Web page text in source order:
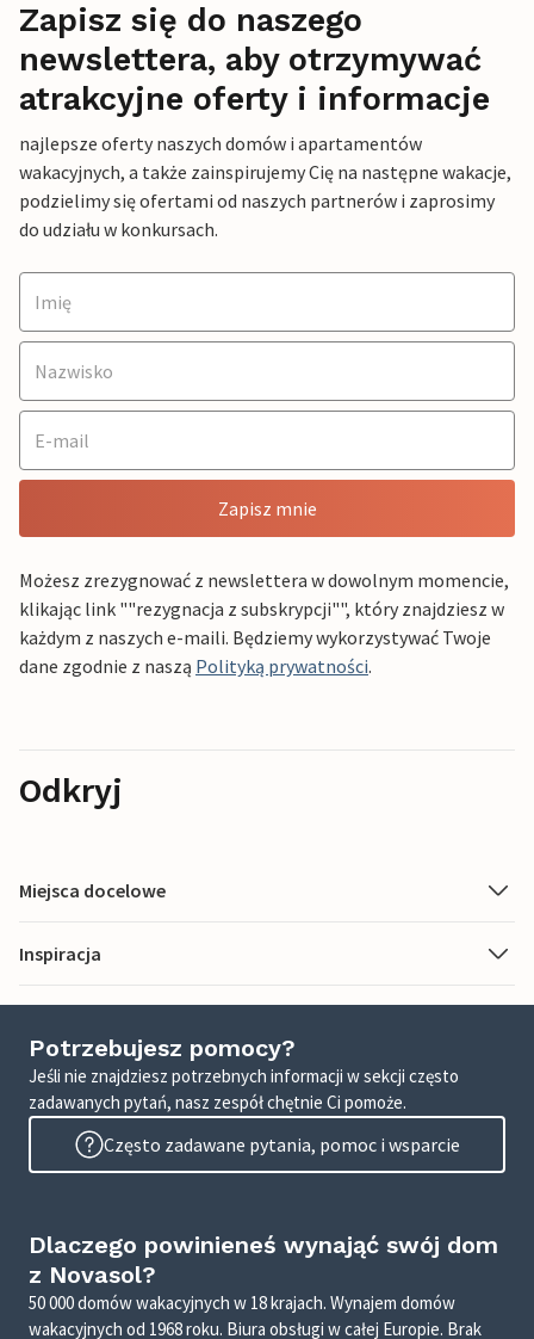
Zapisz się do naszego
newslettera, aby otrzymywać
atrakcyjne oferty i informacje
najlepsze oferty naszych domów i apartamentów
wakacyjnych, a także zainspirujemy Cię na następne wakacje,
podzielimy się ofertami od naszych partnerów i zaprosimy
do udziału w konkursach.
Zapisz mnie
Możesz zrezygnować z newslettera w dowolnym momencie,
klikając link ""rezygnacja z subskrypcji"", który znajdziesz w
każdym z naszych e-maili. Będziemy wykorzystywać Twoje
dane zgodnie z naszą Polityką prywatności.
Odkryj
Miejsca docelowe
Inspiracja
Potrzebujesz pomocy?
Jeśli nie znajdziesz potrzebnych informacji w sekcji często
zadawanych pytań, nasz zespół chętnie Ci pomoże.
Często zadawane pytania, pomoc i wsparcie
Dlaczego powinieneś wynająć swój dom
z Novasol?
50 000 domów wakacyjnych w 18 krajach. Wynajem domów
wakacyjnych od 1968 roku. Biura obsługi w całej Europie. Brak